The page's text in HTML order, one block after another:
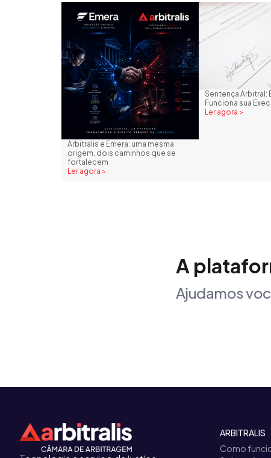
Arbitralis e Emera: uma mesma
origem, dois caminhos que se
fortalecem
Ler agora >
Sentença Arbitral:
Funciona sua
Ler agora >
A
Ajudamos
ARBITRALIS
Como